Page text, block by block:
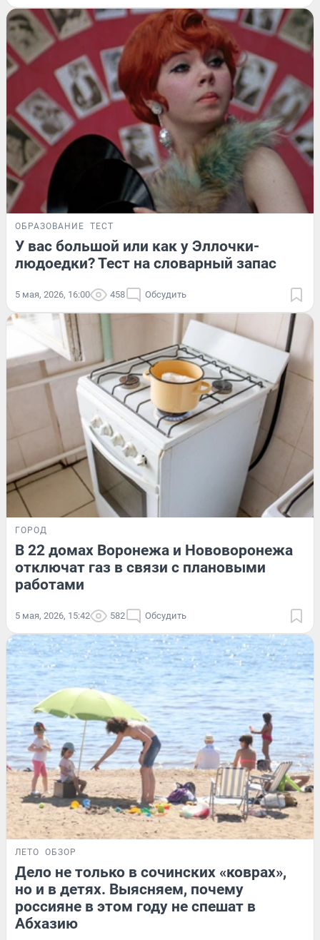
ОБРАЗОВАНИЕ ТЕСТ
У вас большой или как у Эллочки-
людоедки? Тест на словарный запас
5 мая, 2026, 16:00 458 Обсудить
ГОРОД
В 22 домах Воронежа и Нововоронежа
отключат газ в связи с плановыми
работами
5 мая, 2026, 15:42 582 Обсудить
ЛЕТО ОБЗОР
Дело не только в сочинских «коврах»,
но и в детях. Выясняем, почему
россияне в этом году не спешат в
Абхазию